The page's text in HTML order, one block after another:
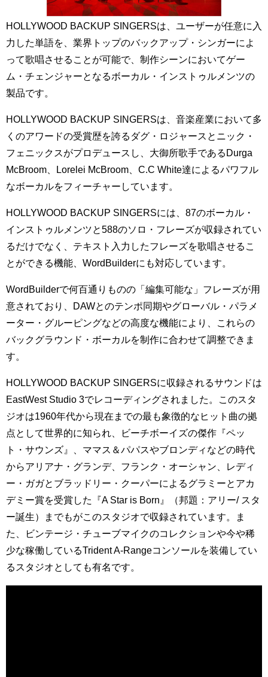
HOLLYWOOD BACKUP SINGERSは、ユーザーが任意に入
力した単語を、業界トップのバックアップ・シンガーによ
って歌唱させることが可能で、制作シーンにおいてゲー
ム・チェンジャーとなるボーカル・インストゥルメンツの
製品です。
HOLLYWOOD BACKUP SINGERSは、音楽産業において多
くのアワードの受賞歴を誇るダグ・ロジャースとニック・
フェニックスがプロデュースし、大御所歌手であるDurga
McBroom、Lorelei McBroom、C.C White達によるパワフル
なボーカルをフィーチャーしています。
HOLLYWOOD BACKUP SINGERSには、87のボーカル・
インストゥルメンツと588のソロ・フレーズが収録されてい
るだけでなく、テキスト入力したフレーズを歌唱させるこ
とができる機能、WordBuilderにも対応しています。
WordBuilderで何百通りものの「編集可能な」フレーズが用
意されており、DAWとのテンポ同期やグローバル・パラメ
ーター・グルーピングなどの高度な機能により、これらの
バックグラウンド・ボーカルを制作に合わせて調整できま
す。
HOLLYWOOD BACKUP SINGERSに収録されるサウンドは
EastWest Studio 3でレコーディングされました。このスタ
ジオは1960年代から現在までの最も象徴的なヒット曲の拠
点として世界的に知られ、ビーチボーイズの傑作『ペッ
ト・サウンズ』、ママス＆パパスやブロンディなどの時代
からアリアナ・グランデ、フランク・オーシャン、レディ
ー・ガガとブラッドリー・クーパーによるグラミーとアカ
デミー賞を受賞した『A Star is Born』（邦題：アリー/ スタ
ー誕生）までもがこのスタジオで収録されています。ま
た、ビンテージ・チューブマイクのコレクションや今や稀
少な稼働しているTrident A-Rangeコンソールを装備してい
るスタジオとしても有名です。